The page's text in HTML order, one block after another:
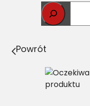
Strona główna>
wąskoprofilowy RO
Powrót